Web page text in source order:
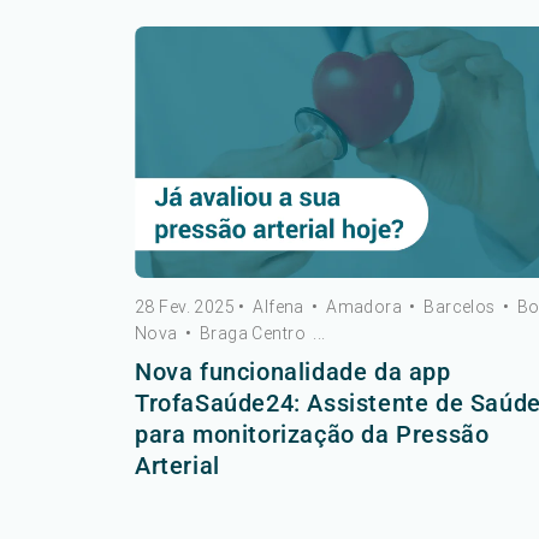
28 Fev. 2025 • Alfena • Amadora • Barcelos •
Nova • Braga Centro
Nova funcionalidade da app
TrofaSaúde24: Assistente de
para monitorização da Pressão
Arterial